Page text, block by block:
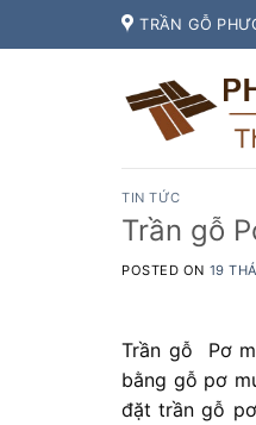
to
TRẦN GỖ
TIN TỨC
Trần gỗ
POSTED ON 19
Trần gỗ Pơ
bằng gỗ pơ
đặt trần gỗ